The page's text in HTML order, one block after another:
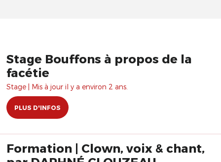
Stage Bouffons à propos de la
facétie
Stage | Mis à jour il y a environ 2 ans.
PLUS D'INFOS
Formation | Clown, voix & chant,